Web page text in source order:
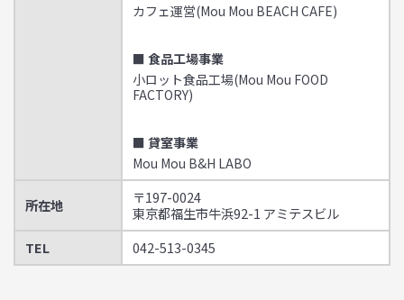
カフェ運営(Mou Mou BEACH CAFE)
■ 食品工場事業
小ロット食品工場(Mou Mou FOOD
FACTORY)
■ 貸室事業
Mou Mou B&H LABO
所在地
〒197-0024
東京都福生市牛浜92-1 アミテスビル
TEL
042-513-0345